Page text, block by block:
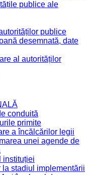
publice ale
publice
desemnată, date
al autorităților
conduită
primite
a încălcărilor legii
unei agende de
instituției
la stadiul implementării